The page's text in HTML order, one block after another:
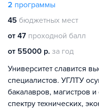
2 программы
45 бюджетных мест
от 47 проходной балл
от 55000 р. за год
Университет славится
специалистов. УГЛТУ
бакалавров, магистров
спектру технических,